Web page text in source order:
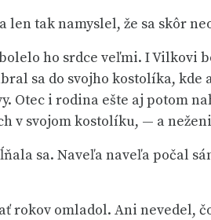
len tak namyslel, že sa skôr
ho srdce veľmi. I Vilkovi
sa do svojho kostolíka,
Otec i rodina ešte aj potom
v svojom kostolíku, — a
sa. Naveľa naveľa počal
rokov omladol. Ani nevedel,